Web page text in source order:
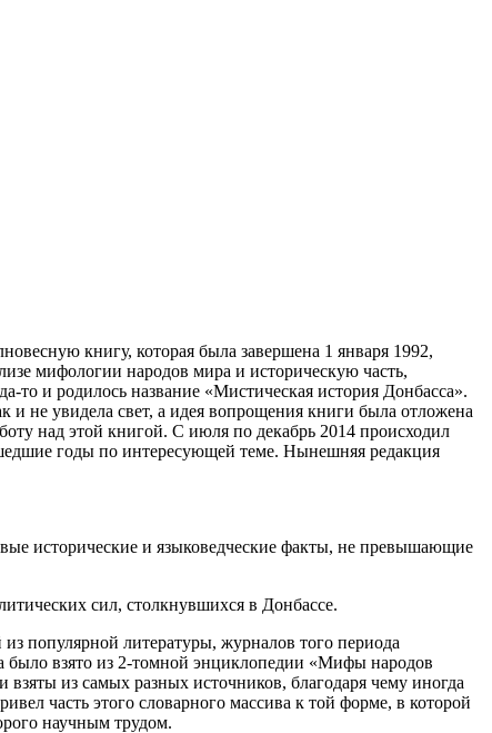
книгу, которая была завершена 1 января 1992,
мифологии народов мира и историческую часть,
то и родилось название «Мистическая история Донбасса».
не увидела свет, а идея вопрощения книги была отложена
над этой книгой. С июля по декабрь 2014 происходил
годы по интересующей теме. Нынешняя редакция
исторические и языковедческие факты, не превышающие
сил, столкнувшихся в Донбассе.
популярной литературы, журналов того периода
было взято из 2-томной энциклопедии «Мифы народов
из самых разных источников, благодаря чему иногда
часть этого словарного массива к той форме, в которой
научным трудом.